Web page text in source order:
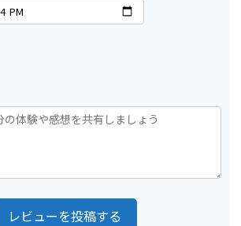
レビューを投稿する